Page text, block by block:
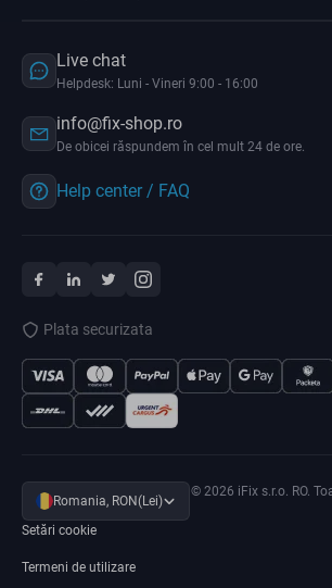
Live chat
Helpdesk: Luni - Vineri 9:00 - 16:00
info@fix-shop.ro
De obicei răspundem în cel mult 24 de ore.
Help center / FAQ
Plata securizata
Romania, RON(Lei)
Setări cookie
Termeni de utilizare
© 2026 iFix s.r.o. RO.